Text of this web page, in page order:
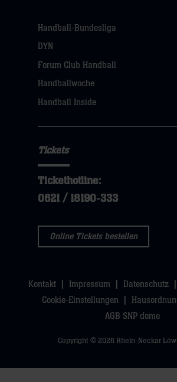
Handball-Bundesliga
DYN
Forum Club Handball
Handballwoche
Handball Inside
Tickets
Tickethotline:
0621 / 18190-333
Online Tickets bestellen
Kontakt Impressum Datenschutz
Cookie-Einstellungen
AGB SNP dome
Copyright © 2026 Rhein-Neckar